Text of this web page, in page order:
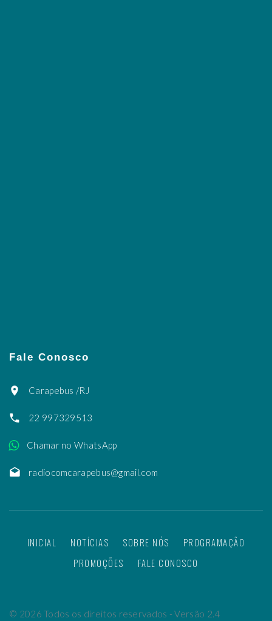
Fale Conosco
Carapebus /RJ
22 997329513
Chamar no WhatsApp
radiocomcarapebus@gmail.com
INICIAL NOTÍCIAS SOBRE NÓS
PROGRAMAÇÃO
PROMOÇÕES
FALE CONOSCO
© 2026 Todos os direitos reservados - Versão 2.4